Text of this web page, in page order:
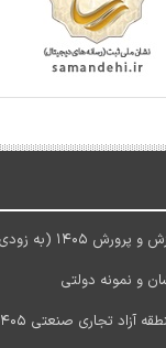
1405 (به زودی)
و نمونه دولتی
آزاد تجاری صنعتی 1405